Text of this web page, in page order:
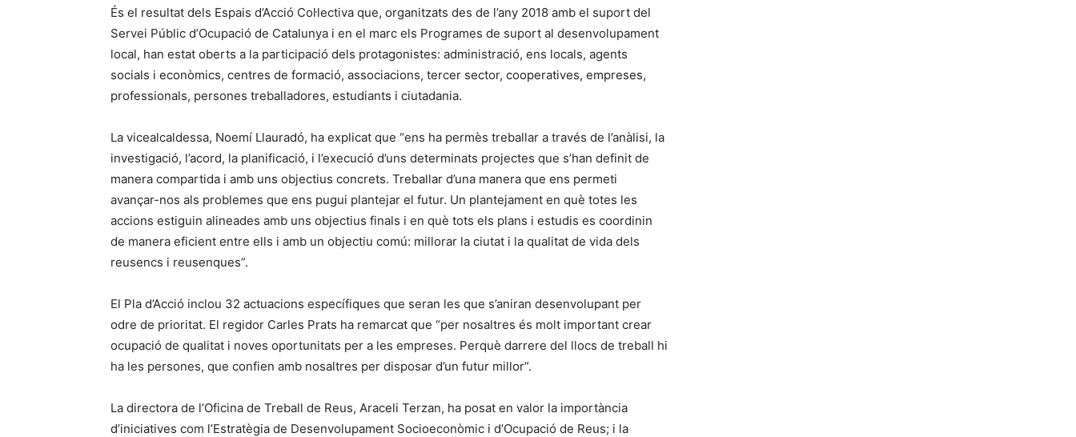
És el resultat dels Espais d’Acció Col·lectiva que, organitzats des de l’any 2018 amb el suport del
Servei Públic d’Ocupació de Catalunya i en el marc els Programes de suport al desenvolupament
local, han estat oberts a la participació dels protagonistes: administració, ens locals, agents
socials i econòmics, centres de formació, associacions, tercer sector, cooperatives, empreses,
professionals, persones treballadores, estudiants i ciutadania.
La vicealcaldessa, Noemí Llauradó, ha explicat que “ens ha permès treballar a través de l’anàlisi, la
investigació, l’acord, la planificació, i l’execució d’uns determinats projectes que s’han definit de
manera compartida i amb uns objectius concrets. Treballar d’una manera que ens permeti
avançar-nos als problemes que ens pugui plantejar el futur. Un plantejament en què totes les
accions estiguin alineades amb uns objectius finals i en què tots els plans i estudis es coordinin
de manera eficient entre ells i amb un objectiu comú: millorar la ciutat i la qualitat de vida dels
reusencs i reusenques”.
El Pla d’Acció inclou 32 actuacions específiques que seran les que s’aniran desenvolupant per
odre de prioritat. El regidor Carles Prats ha remarcat que “per nosaltres és molt important crear
ocupació de qualitat i noves oportunitats per a les empreses. Perquè darrere del llocs de treball hi
ha les persones, que confien amb nosaltres per disposar d’un futur millor”.
La directora de l’Oficina de Treball de Reus, Araceli Terzan, ha posat en valor la importància
d’iniciatives com l’Estratègia de Desenvolupament Socioeconòmic i d’Ocupació de Reus; i la